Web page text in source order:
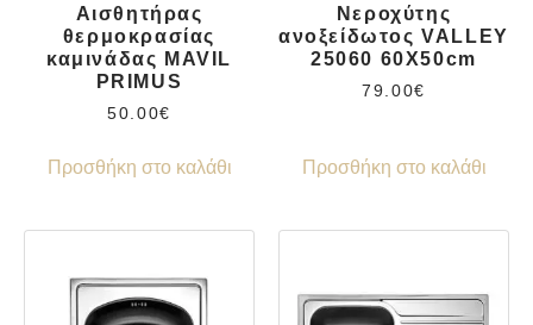
Αισθητήρας
θερμοκρασίας
καμινάδας MAVIL
PRIMUS
50.00€
Προσθήκη στο καλάθι
Νεροχύτης
ανοξείδωτος VALLEY
25060 60X50cm
79.00€
Προσθήκη στο καλάθι